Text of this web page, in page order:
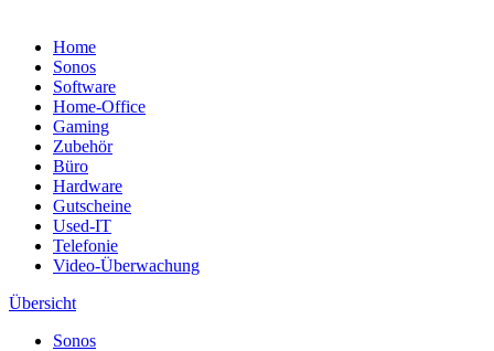
Home
Sonos
Software
Home-Office
Gaming
Zubehör
Büro
Hardware
Gutscheine
Used-IT
Telefonie
Video-Überwachung
Übersicht
Sonos